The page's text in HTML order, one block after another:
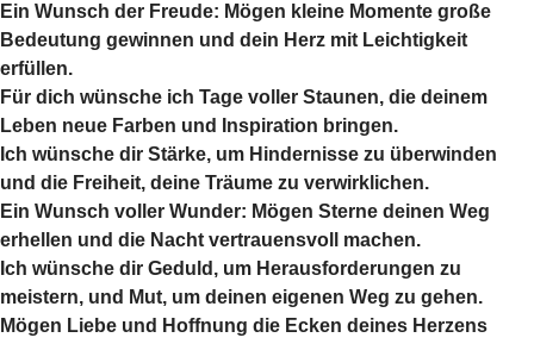
Ein Wunsch der Freude: Mögen kleine Momente große
Bedeutung gewinnen und dein Herz mit Leichtigkeit
erfüllen.
Für dich wünsche ich Tage voller Staunen, die deinem
Leben neue Farben und Inspiration bringen.
Ich wünsche dir Stärke, um Hindernisse zu überwinden
und die Freiheit, deine Träume zu verwirklichen.
Ein Wunsch voller Wunder: Mögen Sterne deinen Weg
erhellen und die Nacht vertrauensvoll machen.
Ich wünsche dir Geduld, um Herausforderungen zu
meistern, und Mut, um deinen eigenen Weg zu gehen.
Mögen Liebe und Hoffnung die Ecken deines Herzens